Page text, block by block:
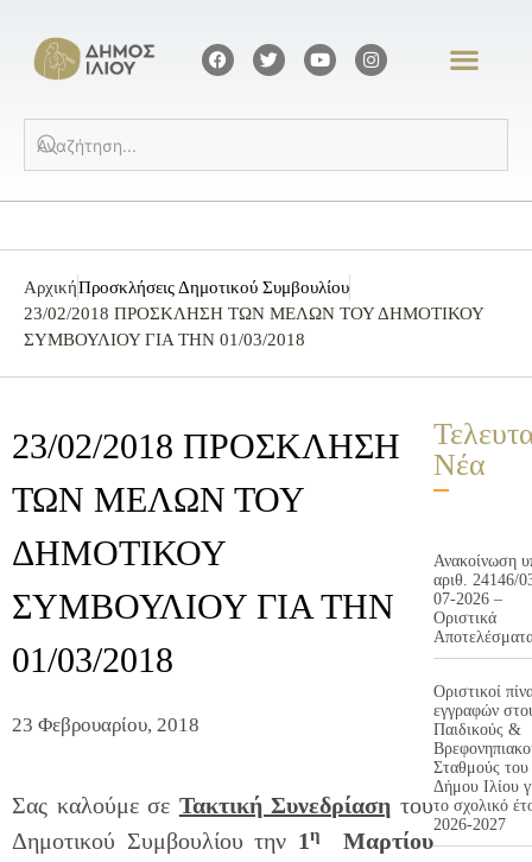
ΑρχικήΠροσκλήσεις Δημοτικού Συμβουλίου
23/02/2018 ΠΡΟΣΚΛΗΣΗ ΤΩΝ ΜΕΛΩΝ ΤΟΥ ΔΗΜΟΤΙΚΟΥ
ΣΥΜΒΟΥΛΙΟΥ ΓΙΑ ΤΗΝ 01/03/2018
23/02/2018 ΠΡΟΣΚΛΗΣΗ
ΤΩΝ ΜΕΛΩΝ ΤΟΥ
ΔΗΜΟΤΙΚΟΥ
ΣΥΜΒΟΥΛΙΟΥ ΓΙΑ ΤΗΝ
01/03/2018
23 Φεβρουαρίου, 2018
Σας καλούμε σε Τακτική Συνεδρίαση του
Δημοτικού Συμβουλίου την 1η
Μαρτίου
Νέα
Ανακοίνωση
αριθ. 24146/
07-2026 –
Οριστικά
Οριστικοί
εγγραφών
Παιδικούς &
Σταθμούς του
Δήμου Ιλίου
το σχολικό
2026-2027